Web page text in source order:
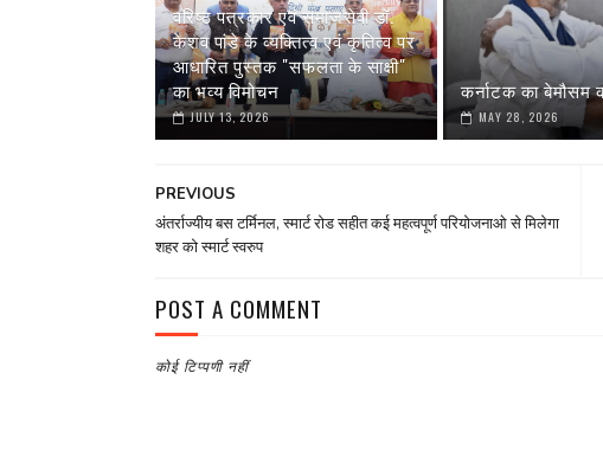
वरिष्ठ पत्रकार एवं समाजसेवी डॉ.
केशव पांडे के व्यक्तित्व एवं कृतित्व पर
आधारित पुस्तक "सफलता के साक्षी"
का भव्य विमोचन
JULY 13, 2026
कर्नाटक का बेमौसम
MAY 28, 2026
PREVIOUS
अंतर्राज्यीय बस टर्मिनल, स्मार्ट रोड सहीत कई महत्वपूर्ण परियोजनाओ से मिलेगा
शहर को स्मार्ट स्वरुप
POST A COMMENT
कोई टिप्पणी नहीं